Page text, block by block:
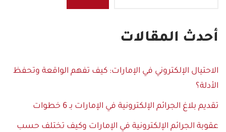
أحدث المقالات
الاحتيال الإلكتروني في الإمارات: كيف تفهم الواقعة وتحفظ
الأدلة؟
تقديم بلاغ الجرائم الإلكترونية في الإمارات بـ 6 خطوات
عقوبة الجرائم الإلكترونية في الإمارات وكيف تختلف حسب